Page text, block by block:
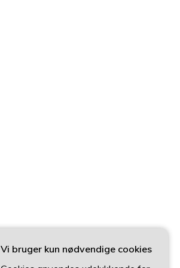
Vi bruger kun nødvendige cookies